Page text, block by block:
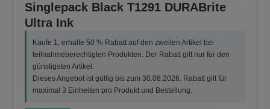
Singlepack Black T1291 DURABrite
Ultra Ink
Kaufe 1, erhalte 50 % Rabatt auf den zweiten Artikel bei
teilnahmeberechtigten Produkten. Der Rabatt gilt nur für den
günstigsten Artikel.
Dieses Angebot ist gültig bis zum 30.08.2026. Rabatt gilt für
maximal 3 Einheiten pro Produkt und Bestellung.